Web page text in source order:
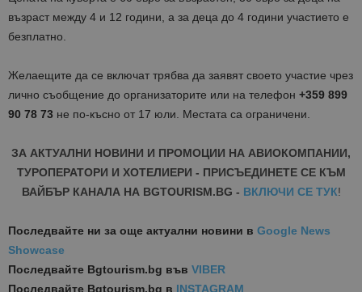
възраст между 4 и 12 години, а за деца до 4 години участието е
безплатно.
Желаещите да се включат трябва да заявят своето участие чрез
лично съобщение до организаторите или на телефон +359 899
90 78 73 не по-късно от 17 юли. Местата са ограничени.
ЗА АКТУАЛНИ НОВИНИ И ПРОМОЦИИ НА АВИОКОМПАНИИ,
ТУРОПЕРАТОРИ И ХОТЕЛИЕРИ - ПРИСЪЕДИНЕТЕ СЕ КЪМ
ВАЙБЪР КАНАЛА НА BGTOURISM.BG - ВКЛЮЧИ СЕ ТУК!
Последвайте ни за още актуални новини в Google News
Showcase
Последвайте Bgtourism.bg във VIBER
Последвайте Bgtourism.bg в INSTAGRAM